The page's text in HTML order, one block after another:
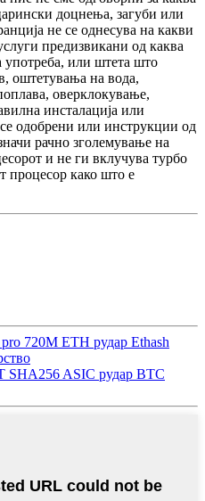
доцнења, загуби или
не се однесува на какви
предизвикани од каква
употреба, или штета што
оштетувања на вода,
оверклокување,
инсталација или
одобрени или инструкции од
рачно зголемување на
и не ги вклучува турбо
процесор како што е
720M ETH рудар Ethash
SHA256 ASIC рудар BTC